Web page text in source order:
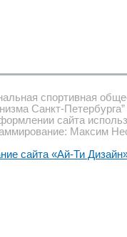
спортивная
Санкт-Петербурга”
сайта
Максим
сайта «Ай-Ти